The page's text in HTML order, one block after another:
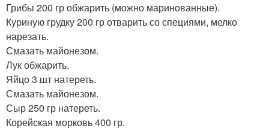
Грибы 200 гр обжарить (можно маринованные).
Куриную грудку 200 гр отварить со специями, мелко
нарезать.
Смазать майонезом.
Лук обжарить.
Яйцо 3 шт натереть.
Смазать майонезом.
Сыр 250 гр натереть.
Корейская морковь 400 гр.